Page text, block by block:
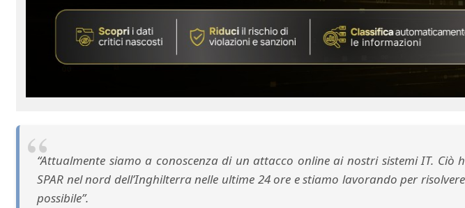
“Attualmente siamo a conoscenza di un attacco online ai nostri sistemi IT. Ciò
SPAR nel nord dell’Inghilterra nelle ultime 24 ore e stiamo lavorando per
possibile”.